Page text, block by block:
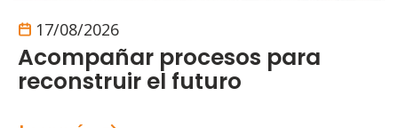
17/08/2026
Acompañar procesos para
reconstruir el futuro